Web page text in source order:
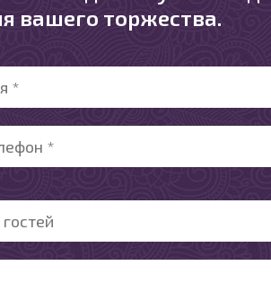
вашего торжества.